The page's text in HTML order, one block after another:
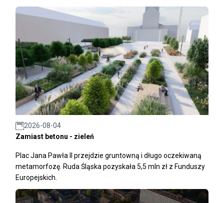
2026-08-04
Zamiast betonu - zieleń
Plac Jana Pawła II przejdzie gruntowną i długo oczekiwaną
metamorfozę. Ruda Śląska pozyskała 5,5 mln zł z Funduszy
Europejskich.